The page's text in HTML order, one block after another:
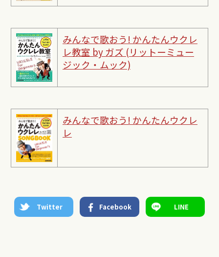
みんなで歌おう! かんたんウクレ
レ教室 by ガズ (リットーミュー
ジック・ムック)
みんなで歌おう! かんたんウクレ
レ
Twitter Facebook LINE